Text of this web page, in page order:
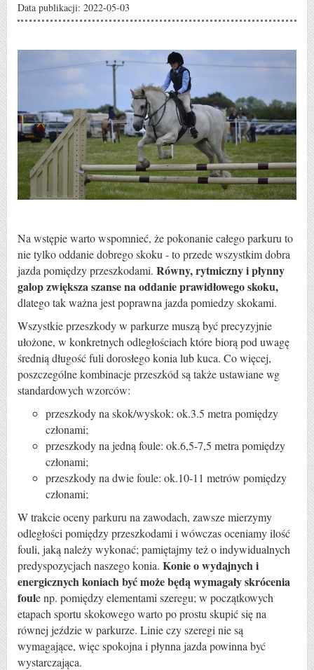
Data publikacji: 2022-05-03
Na wstępie warto wspomnieć, że pokonanie całego parkuru to
nie tylko oddanie dobrego skoku - to przede wszystkim dobra
jazda pomiędzy przeszkodami. Równy, rytmiczny i płynny
galop zwiększa szanse na oddanie prawidłowego skoku,
dlatego tak ważna jest poprawna jazda pomiedzy skokami.
Wszystkie przeszkody w parkurze muszą być precyzyjnie
ułożone, w konkretnych odległościach które biorą pod uwagę
średnią długość fuli dorosłego konia lub kuca. Co więcej,
poszczególne kombinacje przeszkód są także ustawiane wg
standardowych wzorców:
przeszkody na skok/wyskok: ok.3.5 metra pomiędzy
członami;
przeszkody na jedną foule: ok.6,5-7,5 metra pomiędzy
członami;
przeszkody na dwie foule: ok.10-11 metrów pomiędzy
członami;
W trakcie oceny parkuru na zawodach, zawsze mierzymy
odległości pomiędzy przeszkodami i wówczas oceniamy ilość
fouli, jaką należy wykonać; pamiętajmy też o indywidualnych
predyspozycjach naszego konia. Konie o wydajnych i
energicznych koniach być może będą wymagały skrócenia
foule np. pomiędzy elementami szeregu; w początkowych
etapach sportu skokowego warto po prostu skupić się na
równej jeździe w parkurze. Linie czy szeregi nie są
wymagające, więc spokojna i płynna jazda powinna być
wystarczająca.